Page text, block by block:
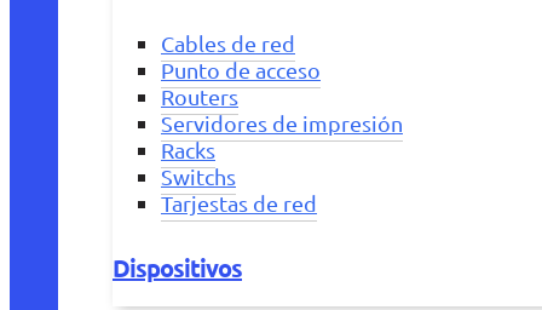
Cables de red
Punto de acceso
Routers
Servidores de impresión
Racks
Switchs
Tarjestas de red
Dispositivos